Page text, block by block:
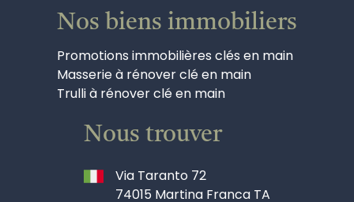
Nos biens immobiliers
Promotions immobilières clés en main
Masserie à rénover clé en main
Trulli à rénover clé en main
Nous trouver
Via Taranto 72
74015 Martina Franca TA